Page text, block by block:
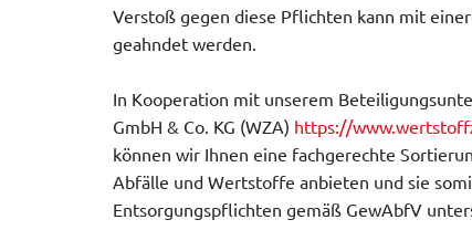
Verstoß gegen diese Pflichten kann mit
geahndet werden.
In Kooperation mit unserem
GmbH & Co. KG (WZA) https://
können wir Ihnen eine fachgerechte
Abfälle und Wertstoffe anbieten und sie
Entsorgungspflichten gemäß GewAbfV